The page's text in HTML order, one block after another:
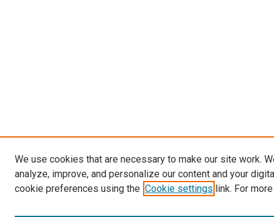
We use cookies that are necessary to make our site work.
analyze, improve, and personalize our content and your
cookie preferences using the Cookie settings link. For